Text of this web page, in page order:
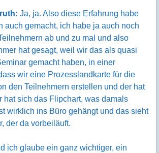
Ja, ja. Also diese Erfahrung habe
auch gemacht, ich habe ja auch noch
ab und zu mal und also
hat gesagt, weil wir das als quasi
gemacht haben, in einer
wir eine Prozesslandkarte für die
den Teilnehmern erstellen und der hat
hat sich das Flipchart, was damals
wirklich ins Büro gehängt und das sieht
der da vorbeiläuft.
ich glaube ein ganz wichtiger, ein